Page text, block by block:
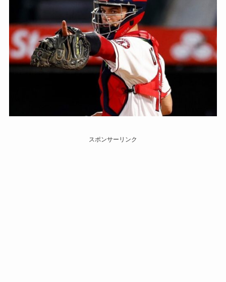
スポンサーリンク